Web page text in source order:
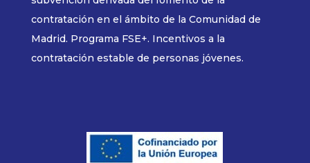
contratación en el ámbito de la Comunidad de
Madrid. Programa FSE+. Incentivos a la
contratación estable de personas jóvenes.